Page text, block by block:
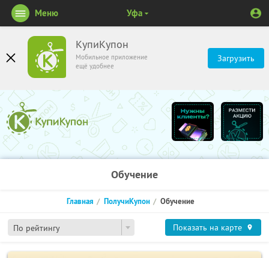
КупиКупон
Мобильное приложение
ещё удобнее
Загрузить
Меню Уфа
Обучение
По рейтингу
Главная ПолучиКупон Обучение
Показать на карте